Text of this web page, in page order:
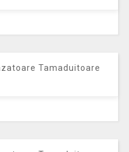
Tamaduitoare